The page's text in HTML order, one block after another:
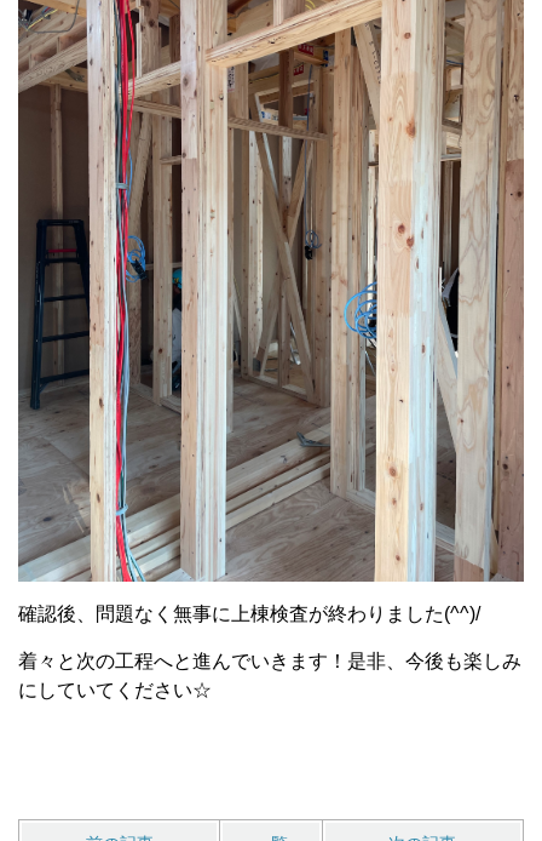
確認後、問題なく無事に上棟検査が終わりました(^^)/
着々と次の工程へと進んでいきます！是非、今後も楽しみ
にしていてください☆